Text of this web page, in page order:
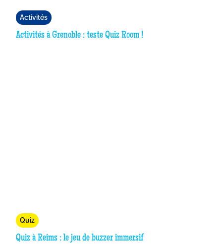
Activités
Activités à Grenoble : teste Quiz Room !
Quiz
Quiz à Reims : le jeu de buzzer immersif